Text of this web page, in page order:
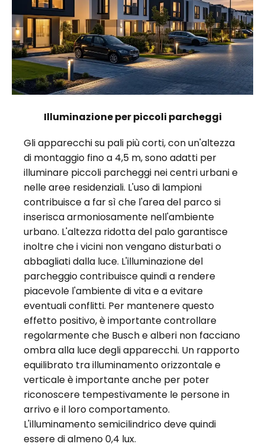
Illuminazione per piccoli parcheggi
Gli apparecchi su pali più corti, con un'altezza
di montaggio fino a 4,5 m, sono adatti per
illuminare piccoli parcheggi nei centri urbani e
nelle aree residenziali. L'uso di lampioni
contribuisce a far sì che l'area del parco si
inserisca armoniosamente nell'ambiente
urbano. L'altezza ridotta del palo garantisce
inoltre che i vicini non vengano disturbati o
abbagliati dalla luce. L'illuminazione del
parcheggio contribuisce quindi a rendere
piacevole l'ambiente di vita e a evitare
eventuali conflitti. Per mantenere questo
effetto positivo, è importante controllare
regolarmente che Busch e alberi non facciano
ombra alla luce degli apparecchi. Un rapporto
equilibrato tra illuminamento orizzontale e
verticale è importante anche per poter
riconoscere tempestivamente le persone in
arrivo e il loro comportamento.
L'illuminamento semicilindrico deve quindi
essere di almeno 0,4 lux.